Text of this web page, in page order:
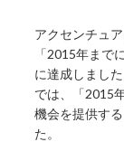
アクセンチュ
「2015年まで
に達成しまし
では、「2015
機会を提供す
た。